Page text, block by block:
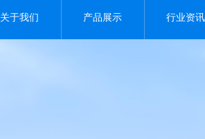
关于我们 产品展示 行业资讯